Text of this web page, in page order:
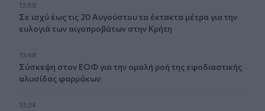
13:58
Σε ισχύ έως τις 20 Αυγούστου τα έκτακτα μέτρα για την
ευλογιά των αιγοπροβάτων στην Κρήτη
13:48
Σύσκεψη στον ΕΟΦ για την ομαλή ροή της εφοδιαστικής
αλυσίδας φαρμάκων
13:34